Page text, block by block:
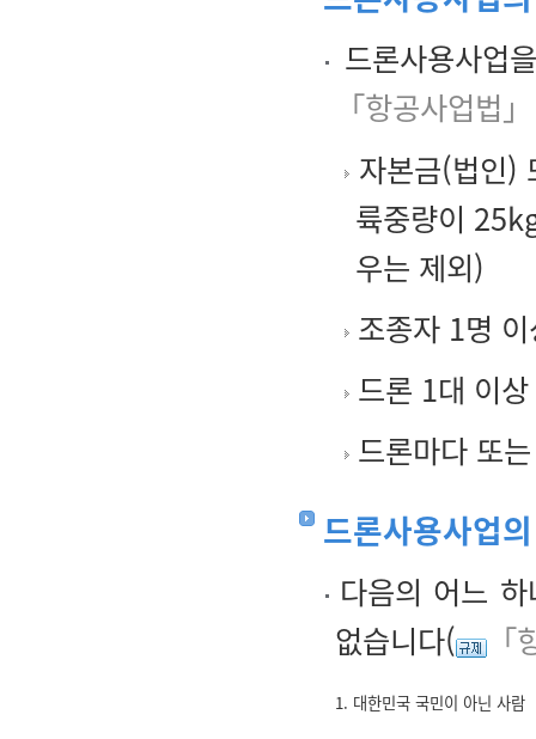
드론사용사업
「항공사업법
자본금(법인)
륙중량이
우는 제외)
조종자 1명
드론 1대 이상
드론마다 또
드론사용사업
다음의 어느
없습니다(
1. 대한민국 국민이 아닌 사람